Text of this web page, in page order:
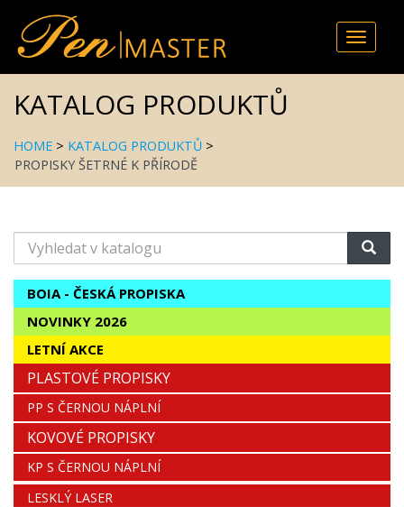
Toggle
KATALOG PRODUKTŮ
HOME > KATALOG PRODUKTŮ >
PROPISKY ŠETRNÉ K PŘÍRODĚ
Vyhledat
v
katalogu
BOIA - ČESKÁ PROPISKA
NOVINKY 2026
LETNÍ AKCE
PLASTOVÉ PROPISKY
PP S ČERNOU NÁPLNÍ
KOVOVÉ PROPISKY
KP S ČERNOU NÁPLNÍ
LESKLÝ LASER